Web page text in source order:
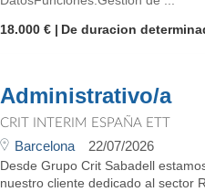
18.000 €
De duracion
Administrativo/a
CRIT INTERIM ESPAÑA ETT
Barcelona 22/07/2026
Desde Grupo Crit Sabadell
nuestro cliente dedicado al sector